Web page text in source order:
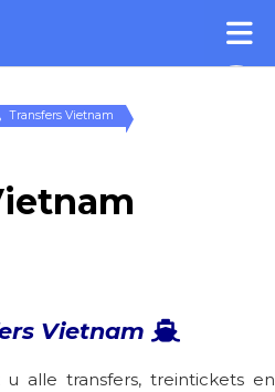
Transfers Vietnam
Vietnam
alle transfers, treintickets en